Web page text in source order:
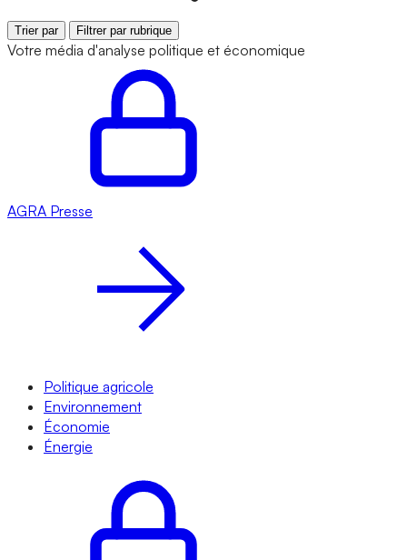
Trier par Filtrer par rubrique
Votre média d'analyse politique et économique
AGRA Presse
Politique agricole
Environnement
Économie
Énergie